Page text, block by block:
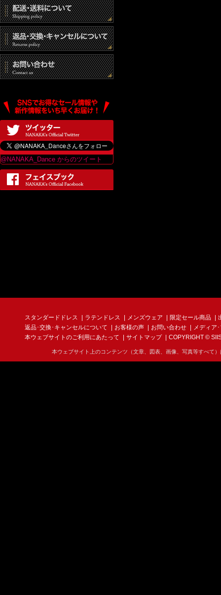
@NANAKA_Dance からのツイート
スタンダードドレス ラテンドレス メンズウェア 限定セール商品
返品･交換･キャンセルについて
お客様の声 お問い合わせ
メディア
本ウェブサイトのご利用にあたって
サイトマップ COPYRIGHT ©
本ウェブサイト上のコンテンツ（文章、図表、画像、写真等すべて